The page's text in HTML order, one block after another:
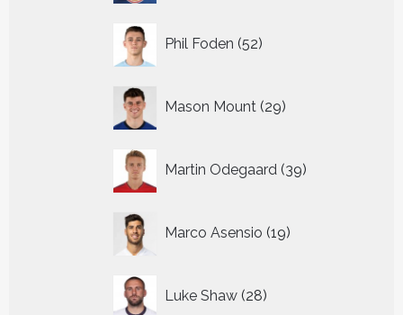
Phil Foden 52
producten
Mason Mount 29
producten
Martin Odegaard 39
producten
Marco Asensio 19
producten
Luke Shaw 28
producten